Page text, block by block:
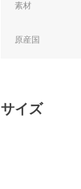
素材
原産国
サイズ